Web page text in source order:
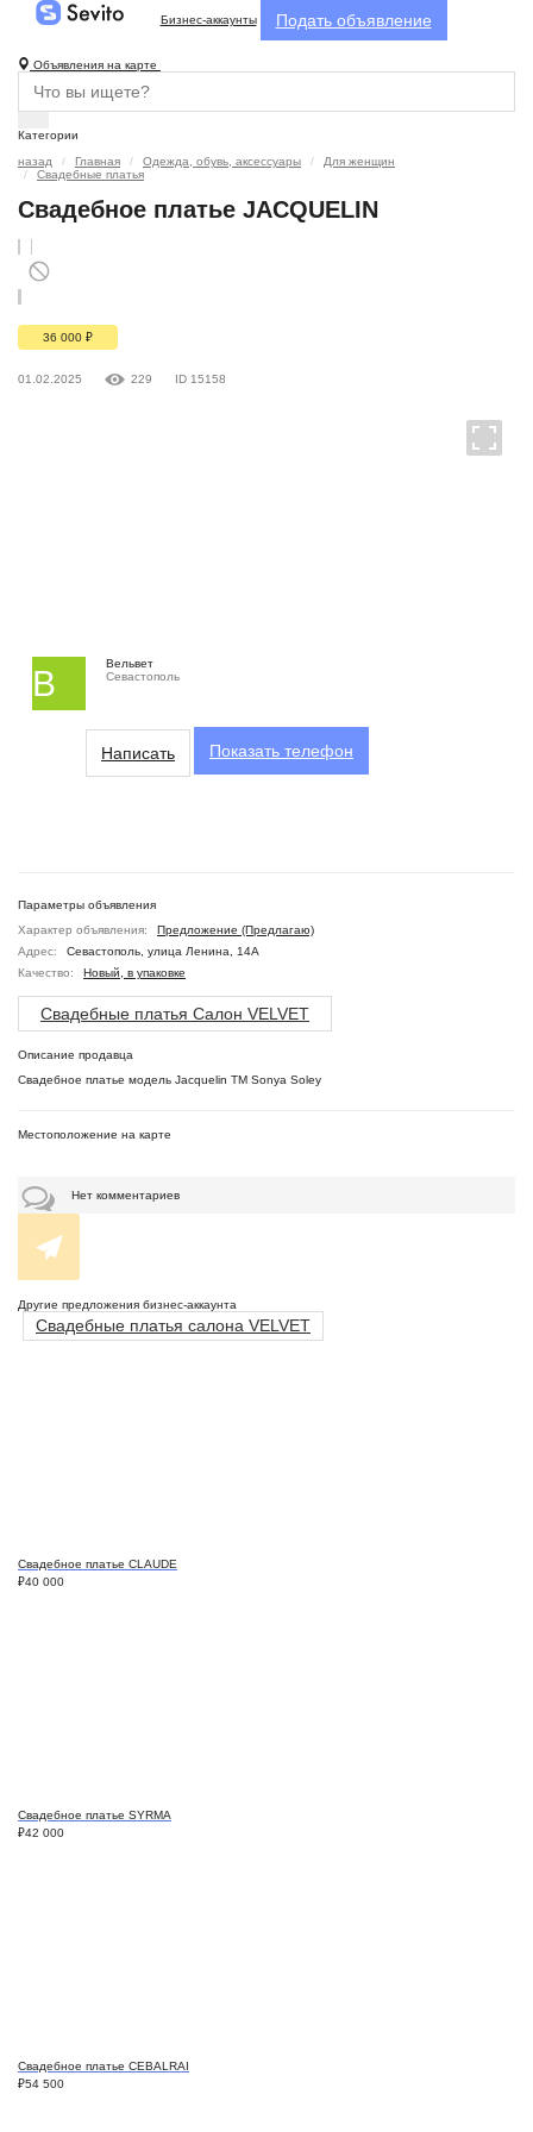
Бизнес-аккаунты Подать объявление
Объявления на карте
Категории
назад
Главная Одежда, обувь, аксессуары
Для женщин
Свадебные платья
Свадебное платье JACQUELIN
36 000 ₽
01.02.2025 229 ID 15158
В
Вельвет
Севастополь
Написать Показать телефон
Параметры объявления
Характер объявления:
Предложение (Предлагаю)
Адрес:
Севастополь, улица Ленина, 14А
Качество:
Новый, в упаковке
Свадебные платья Салон VELVET
Описание продавца
Свадебное платье модель Jacquelin ТМ Sonya Soley
Местоположение на карте
Нет комментариев
Другие предложения бизнес-аккаунта
Свадебные платья салона VELVET
Свадебное платье CLAUDE
₽40 000
Свадебное платье SYRMA
₽42 000
Свадебное платье CEBALRAI
₽54 500